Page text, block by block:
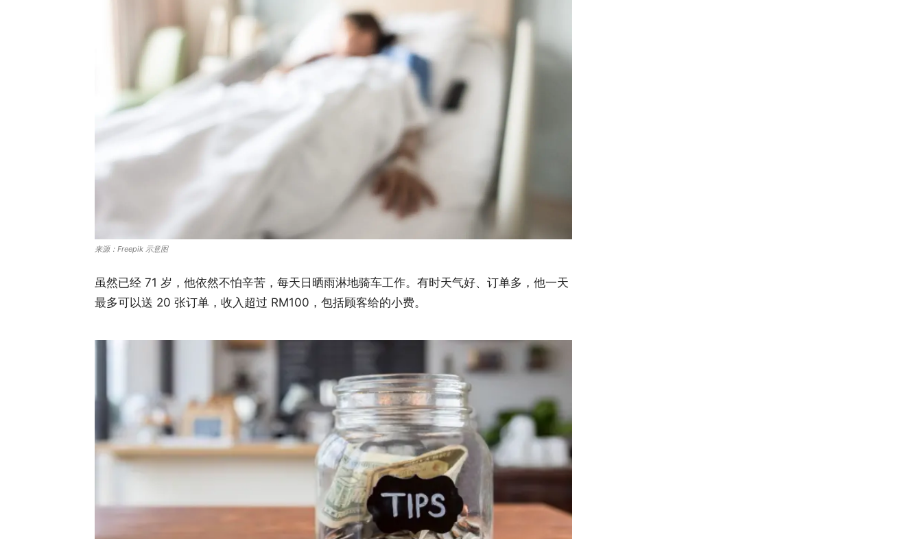
来源：Freepik 示意图
虽然已经 71 岁，他依然不怕辛苦，每天日晒雨淋地骑车工作。有时天气好、订单多，他一天
最多可以送 20 张订单，收入超过 RM100，包括顾客给的小费。